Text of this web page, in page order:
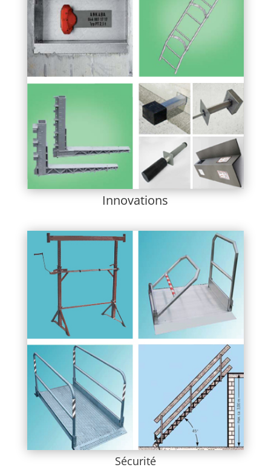
Innovations
Sécurité